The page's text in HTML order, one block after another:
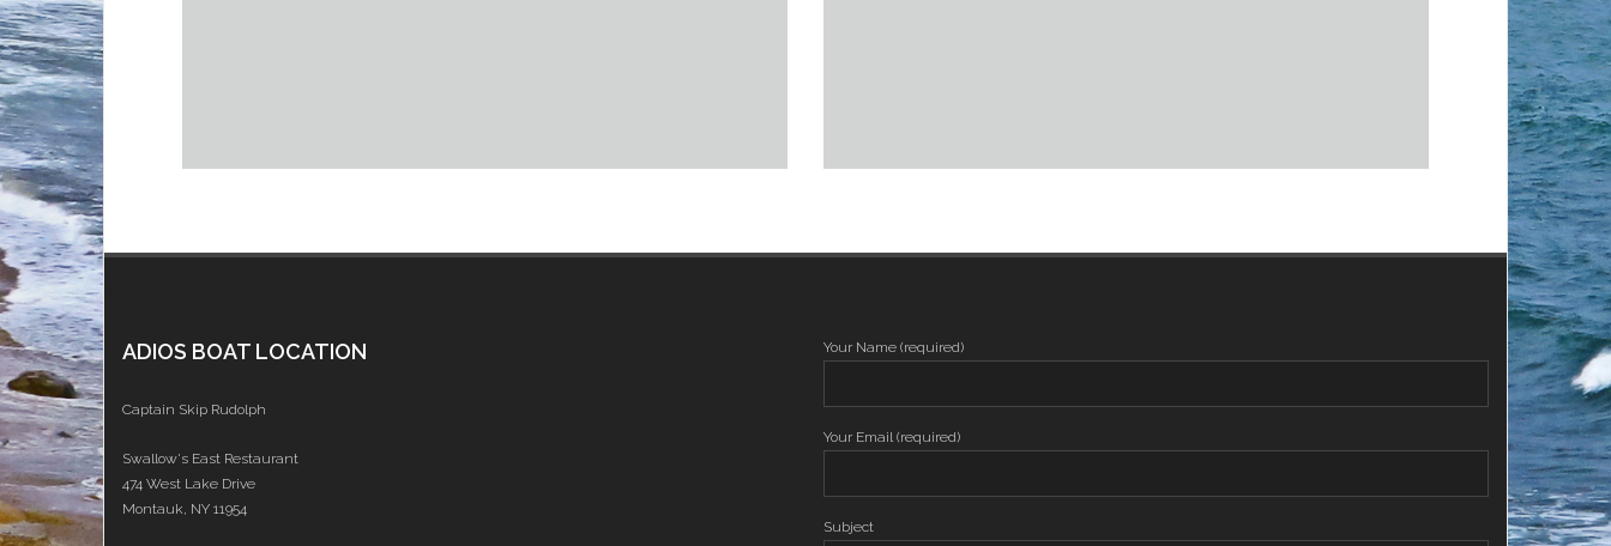
ADIOS BOAT LOCATION
Captain Skip Rudolph
Swallow's East Restaurant
474 West Lake Drive
Montauk, NY 11954
Your Name (required)
Your Email (required)
Subject